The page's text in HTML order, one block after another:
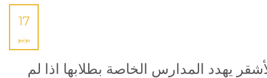
17
يونيو
يهدد المدارس الخاصة بطلابها اذا لم